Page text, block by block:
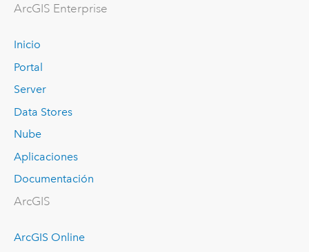
ArcGIS Enterprise
Inicio
Portal
Server
Data Stores
Nube
Aplicaciones
Documentación
ArcGIS
ArcGIS Online